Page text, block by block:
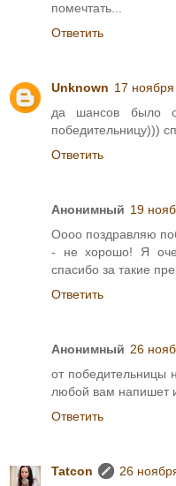
помечтать...
Ответить
Unknown 17 ноября
да шансов было
победительницу)))
Ответить
Анонимный 19
Оооо поздравляю
- не хорошо! Я
спасибо за такие
Ответить
Анонимный 26
от победительницы
любой вам напишет
Ответить
Tatcon
26